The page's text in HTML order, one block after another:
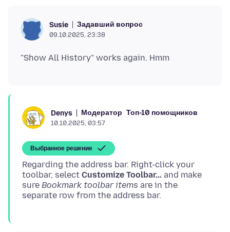
Susie Задавший вопрос
09.10.2025, 23:38
Denys Модератор Топ-10 помощников
10.10.2025, 03:57
Выбранное решение
Regarding the address bar. Right-click your
toolbar, select Customize Toolbar... and make
sure Bookmark toolbar items are in the